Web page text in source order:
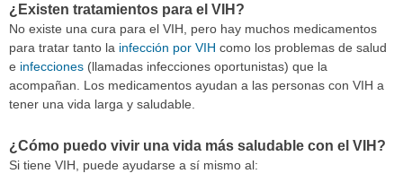
¿Existen tratamientos para el VIH?
No existe una cura para el VIH, pero hay muchos medicamentos
para tratar tanto la infección por VIH como los problemas de salud
e infecciones (llamadas infecciones oportunistas) que la
acompañan. Los medicamentos ayudan a las personas con VIH a
tener una vida larga y saludable.
¿Cómo puedo vivir una vida más saludable con el VIH?
Si tiene VIH, puede ayudarse a sí mismo al: